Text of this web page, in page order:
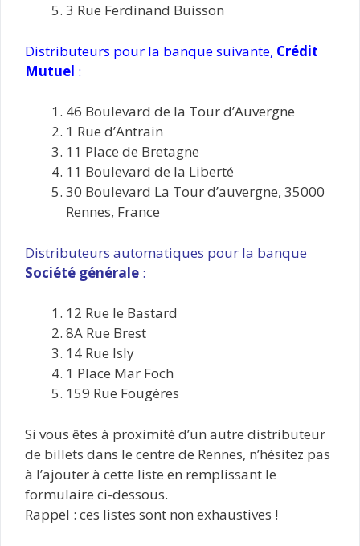
3 Rue Ferdinand Buisson
Distributeurs pour la banque suivante, Crédit
Mutuel :
46 Boulevard de la Tour d’Auvergne
1 Rue d’Antrain
11 Place de Bretagne
11 Boulevard de la Liberté
30 Boulevard La Tour d’auvergne, 35000
Rennes, France
Distributeurs automatiques pour la banque
Société générale :
12 Rue le Bastard
8A Rue Brest
14 Rue Isly
1 Place Mar Foch
159 Rue Fougères
Si vous êtes à proximité d’un autre distributeur
de billets dans le centre de Rennes, n’hésitez pas
à l’ajouter à cette liste en remplissant le
formulaire ci-dessous.
Rappel : ces listes sont non exhaustives !